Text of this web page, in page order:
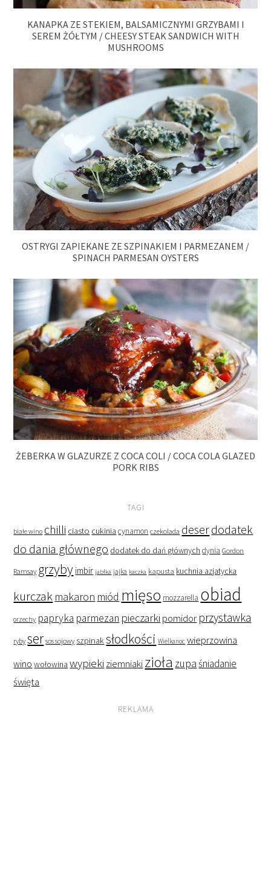
KANAPKA ZE STEKIEM, BALSAMICZNYMI GRZYBAMI I
SEREM ŻÓŁTYM / CHEESY STEAK SANDWICH WITH
MUSHROOMS
OSTRYGI ZAPIEKANE ZE SZPINAKIEM I PARMEZANEM /
SPINACH PARMESAN OYSTERS
ŻEBERKA W GLAZURZE Z COCA COLI / COCA COLA GLAZED
PORK RIBS
TAGI
białe wino chilli ciasto cukinia cynamon czekolada deserdodatek
do dania głównego dodatek do dań głównych dynia Gordon
Ramsay grzyby imbir jabłka jajka kaczka kapusta kuchnia azjatycka
kurczak makaron miód mięso mozzarella obiad
orzechy papryka parmezan pieczarki pomidor przystawka
ryby ser sos sojowy szpinaksłodkości Wielkanoc wieprzowina
wino wołowina wypieki ziemniaki zioła zupaśniadanie
święta
REKLAMA